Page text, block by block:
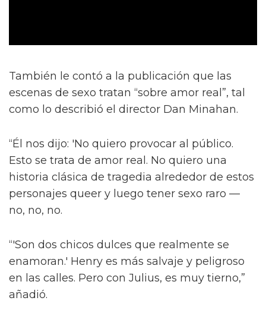
También le contó a la publicación que las
escenas de sexo tratan “sobre amor real”, tal
como lo describió el director Dan Minahan.
“Él nos dijo: 'No quiero provocar al público.
Esto se trata de amor real. No quiero una
historia clásica de tragedia alrededor de estos
personajes queer y luego tener sexo raro —
no, no, no.
“'Son dos chicos dulces que realmente se
enamoran.' Henry es más salvaje y peligroso
en las calles. Pero con Julius, es muy tierno,”
añadió.